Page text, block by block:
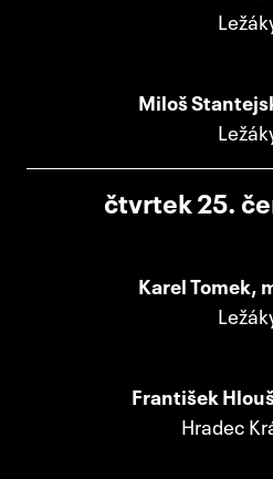
Miloš
čtvrtek 25.
Karel Tomek,
František
Hradec